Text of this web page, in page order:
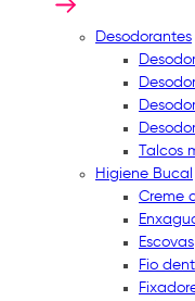
Desodorantes
Talcos
Higiene Bucal
Creme
Escovas
Fio